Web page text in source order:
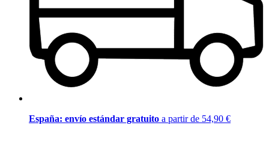
España: envío estándar gratuito a partir de 54,90 €